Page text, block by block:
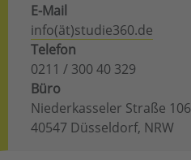
E-Mail
info(ät)studie360.de
Telefon
0211 / 300 40 329
Büro
Niederkasseler Straße 106
40547 Düsseldorf, NRW